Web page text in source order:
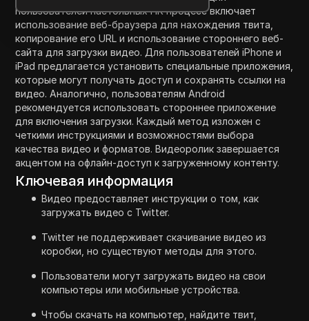
пользователей настольных ПК процесс включает
использование веб-браузера для нахождения твита,
копирование его URL и использование стороннего веб-
сайта для загрузки видео. Для пользователей iPhone и
iPad предлагается установить специальные приложения,
которые могут получать доступ и сохранять ссылки на
видео. Аналогично, пользователям Android
рекомендуется использовать стороннее приложение
для включения загрузки. Каждый метод изложен с
четкими инструкциями и возможностями выбора
качества видео и форматов. Видеоролик завершается
акцентом на офлайн-доступ к загруженному контенту.
Ключевая информация
Видео предоставляет инструкции о том, как
загружать видео с Twitter.
Twitter не поддерживает скачивание видео из
коробки, но существуют методы для этого.
Пользователи могут загружать видео на свои
компьютеры или мобильные устройства.
Чтобы скачать на компьютер, найдите твит,